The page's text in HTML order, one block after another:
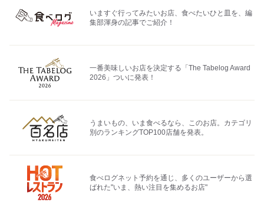
いますぐ行ってみたいお店、食べたいひと皿を、編
集部渾身の記事でご紹介！
一番美味しいお店を決定する「The Tabelog Award
2026」ついに発表！
うまいもの、いま食べるなら、このお店。カテゴリ
別のランキングTOP100店舗を発表。
食べログネット予約を通じ、多くのユーザーから選
ばれた"いま、熱い注目を集めるお店"